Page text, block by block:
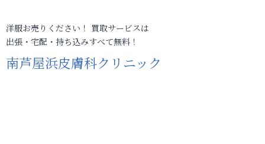
洋服お売りください！ 買取サービスは
出張・宅配・持ち込みすべて無料！
南芦屋浜皮膚科クリニック